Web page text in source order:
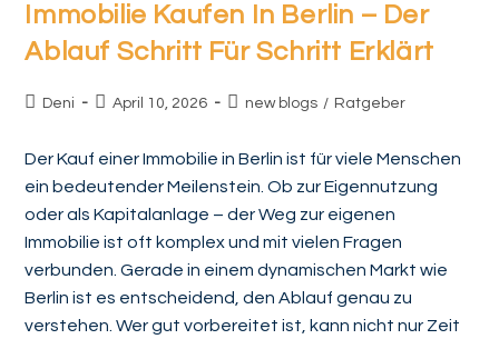
Immobilie Kaufen In Berlin – Der
Ablauf Schritt Für Schritt Erklärt
Deni April 10, 2026 new blogs / Ratgeber
Der Kauf einer Immobilie in Berlin ist für viele Menschen
ein bedeutender Meilenstein. Ob zur Eigennutzung
oder als Kapitalanlage – der Weg zur eigenen
Immobilie ist oft komplex und mit vielen Fragen
verbunden. Gerade in einem dynamischen Markt wie
Berlin ist es entscheidend, den Ablauf genau zu
verstehen. Wer gut vorbereitet ist, kann nicht nur Zeit